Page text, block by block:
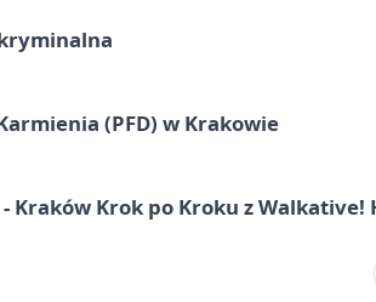
(PFD) w Krakowie
Kraków Krok po Kroku z Walkative!